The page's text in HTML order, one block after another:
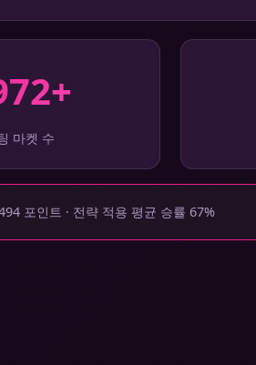
마켓 수
포인트 · 전략 적용 평균 승률 67%